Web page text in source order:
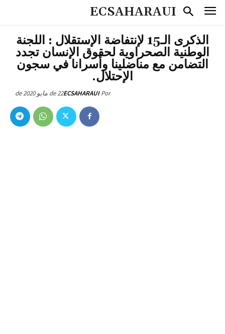
ECSAHARAUI
الذكرى الـ15 لإنتفاضة الإستقلال : اللجنة
الوطنية الصحراوية لحقوق الإنسان تجدد
التضامن مع مناضلينا وأسرانا في سجون
الإحتلال.
Por
ECSAHARAUI22 de مايو de 2020